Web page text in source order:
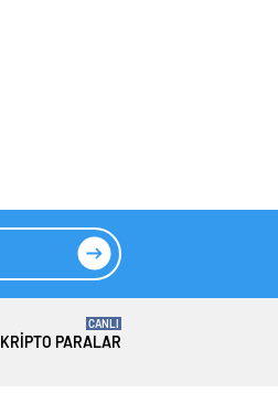
KRIPTO PARALAR
CANLI